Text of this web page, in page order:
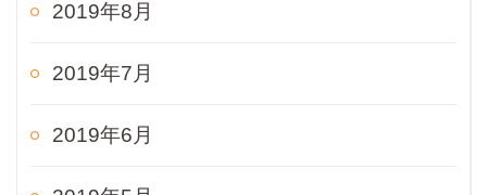
2019年8月
2019年7月
2019年6月